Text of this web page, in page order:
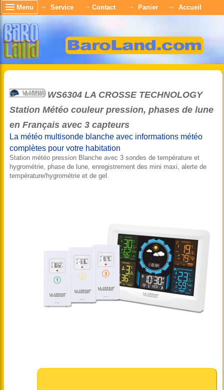
Menu Service Contact Panier Accueil
WS6304 LA CROSSE TECHNOLOGY
Station Météo couleur pression, phases de lune
en Français avec 3 capteurs
La météo multisonde blanche avec informations météo
complètes pour votre habitation
Station météo pression Blanche avec 3 sondes de température et
hygrométrie, phase de lune, enregistrement des mini maxi, alerte de
température/hygrométrie et de gel.